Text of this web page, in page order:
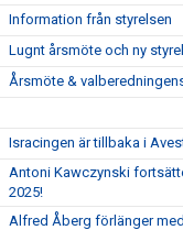
Information från styrelsen
Lugnt årsmöte och ny
Årsmöte &
Isracingen är tillbaka i
Antoni Kawczynski
2025!
Alfred Åberg förlänger